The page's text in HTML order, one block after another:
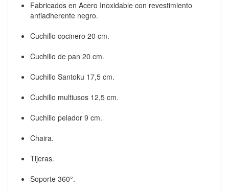
Fabricados en Acero Inoxidable con revestimiento
antiadherente negro.
Cuchillo cocinero 20 cm.
Cuchillo de pan 20 cm.
Cuchillo Santoku 17,5 cm.
Cuchillo multiusos 12,5 cm.
Cuchillo pelador 9 cm.
Chaira.
Tijeras.
Soporte 360°.